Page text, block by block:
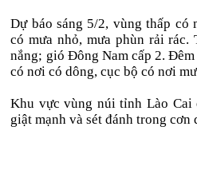
Dự báo sáng 5/2, vùng thấp
có mưa nhỏ, mưa phùn rải rác.
nắng; gió Đông Nam cấp 2.
có nơi có dông, cục bộ có nơi
Khu vực vùng núi tỉnh Lào Cai
giật mạnh và sét đánh trong cơn